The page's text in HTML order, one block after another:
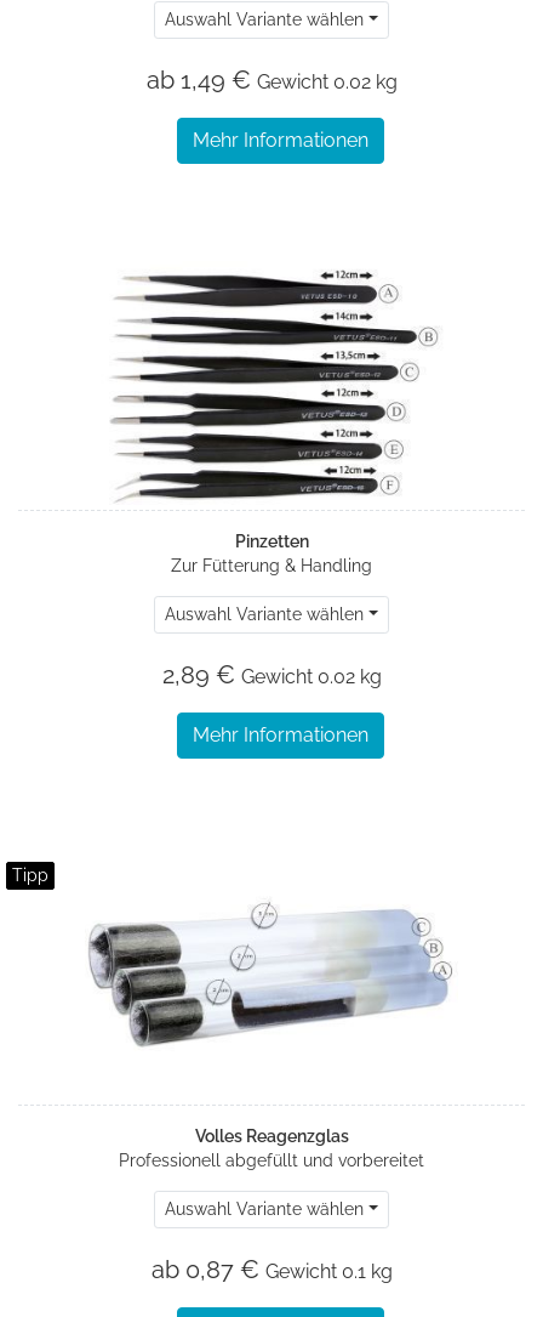
Auswahl Variante wählen
ab 1,49 € Gewicht 0.02 kg
Mehr Informationen
Pinzetten
Zur Fütterung & Handling
Auswahl Variante wählen
2,89 € Gewicht 0.02 kg
Mehr Informationen
Tipp
Volles Reagenzglas
Professionell abgefüllt und vorbereitet
Auswahl Variante wählen
ab 0,87 € Gewicht 0.1 kg